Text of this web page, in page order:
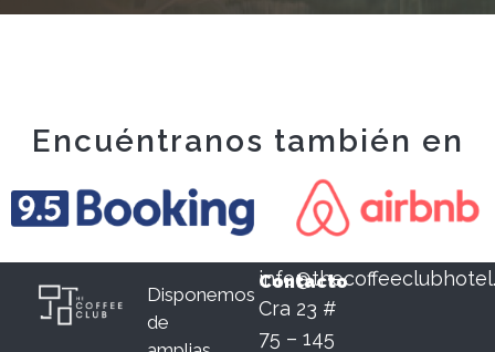
Encuéntranos también en
Disponemos
de
Contacto
Cra 23 #
75 – 145